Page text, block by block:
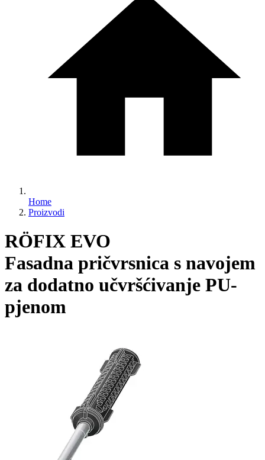
Home
Proizvodi
RÖFIX EVO
Fasadna pričvrsnica s navojem
za dodatno učvršćivanje PU-
pjenom